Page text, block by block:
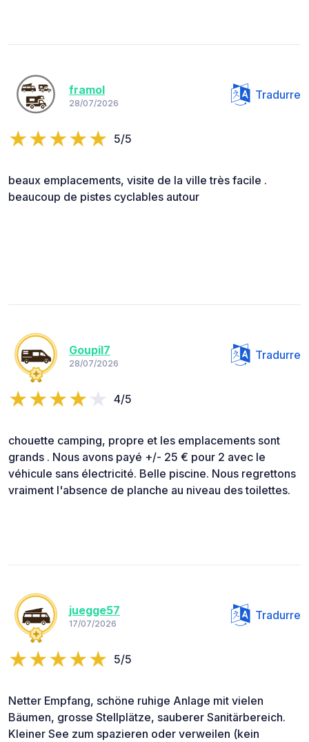
framol
28/07/2026
Tradurre
5/5
beaux emplacements, visite de la ville très facile .
beaucoup de pistes cyclables autour
Goupil7
28/07/2026
Tradurre
4/5
chouette camping, propre et les emplacements sont
grands . Nous avons payé +/- 25 € pour 2 avec le
véhicule sans électricité. Belle piscine. Nous regrettons
vraiment l'absence de planche au niveau des toilettes.
juegge57
17/07/2026
Tradurre
5/5
Netter Empfang, schöne ruhige Anlage mit vielen
Bäumen, grosse Stellplätze, sauberer Sanitärbereich.
Kleiner See zum spazieren oder verweilen (kein